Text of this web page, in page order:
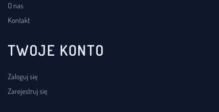
O nas
Kontakt
TWOJE KONTO
Zaloguj się
Zarejestruj się